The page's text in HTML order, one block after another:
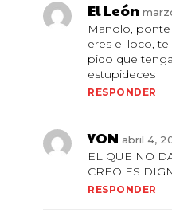
El León
Manolo,
eres el loco,
pido que
estupideces
RESPONDER
YON abril 4,
EL QUE NO
CREO ES
RESPONDER